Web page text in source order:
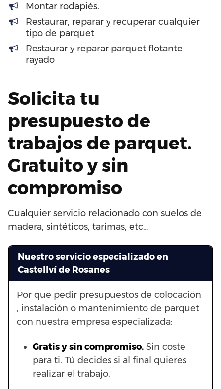
Montar rodapiés.
Restaurar, reparar y recuperar cualquier
tipo de parquet
Restaurar y reparar parquet flotante
rayado
Solicita tu
presupuesto de
trabajos de parquet.
Gratuito y sin
compromiso
Cualquier servicio relacionado con suelos de
madera, sintéticos, tarimas, etc…
Nuestro servicio especializado en
Castellví de Rosanes
Por qué pedir presupuestos de colocación
, instalación o mantenimiento de parquet
con nuestra empresa especializada:
Gratis y sin compromiso. Sin coste
para ti. Tú decides si al final quieres
realizar el trabajo.